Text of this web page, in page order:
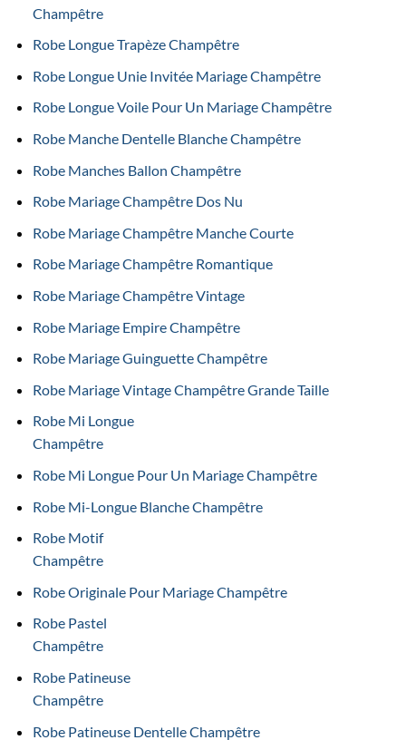
Champêtre
Robe Longue Trapèze Champêtre
Robe Longue Unie Invitée Mariage Champêtre
Robe Longue Voile Pour Un Mariage Champêtre
Robe Manche Dentelle Blanche Champêtre
Robe Manches Ballon Champêtre
Robe Mariage Champêtre Dos Nu
Robe Mariage Champêtre Manche Courte
Robe Mariage Champêtre Romantique
Robe Mariage Champêtre Vintage
Robe Mariage Empire Champêtre
Robe Mariage Guinguette Champêtre
Robe Mariage Vintage Champêtre Grande Taille
Robe Mi Longue
Champêtre
Robe Mi Longue Pour Un Mariage Champêtre
Robe Mi-Longue Blanche Champêtre
Robe Motif
Champêtre
Robe Originale Pour Mariage Champêtre
Robe Pastel
Champêtre
Robe Patineuse
Champêtre
Robe Patineuse Dentelle Champêtre